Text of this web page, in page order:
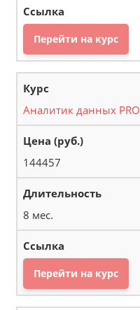
Перейти на курс
Аналитик данных PRO
144457
8 мес.
Перейти на курс